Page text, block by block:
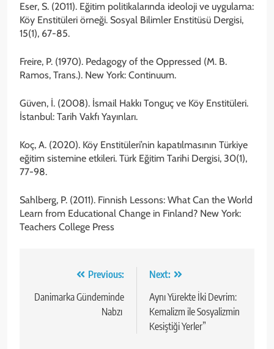
Eser, S. (2011). Eğitim politikalarında ideoloji ve uygulama:
Köy Enstitüleri örneği. Sosyal Bilimler Enstitüsü Dergisi,
15(1), 67-85.
Freire, P. (1970). Pedagogy of the Oppressed (M. B.
Ramos, Trans.). New York: Continuum.
Güven, İ. (2008). İsmail Hakkı Tonguç ve Köy Enstitüleri.
İstanbul: Tarih Vakfı Yayınları.
Koç, A. (2020). Köy Enstitüleri’nin kapatılmasının Türkiye
eğitim sistemine etkileri. Türk Eğitim Tarihi Dergisi, 30(1),
77-98.
Sahlberg, P. (2011). Finnish Lessons: What Can the World
Learn from Educational Change in Finland? New York:
Teachers College Press
gezinmesi
Previous:
Danimarka Gündeminde
Nabzı
Next:
Aynı Yürekte İki Devrim:
Kemalizm ile Sosyalizmin
Kesiştiği Yerler”